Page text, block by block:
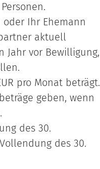
oder Ihr Ehemann
aktuell
Jahr vor Bewilligung,
pro Monat beträgt.
geben, wenn
des 30.
des 30.